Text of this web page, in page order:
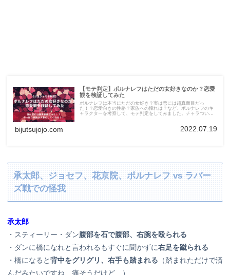
【モテ判定】ポルナレフはただの女好きなのか？恋愛
観を検証してみた
ポルナレフは本当にただの女好き？実は恋には超真面目だっ
た！？恋愛向きの性格？家族への憧れは？など、ポルナレフのキ
ャラクターを考察して、モテ判定をしてみました。チャラついて
bijutsujojo.com 2022.07.19
承太郎、ジョセフ、花京院、ポルナレフ vs ラバー
ズ戦での怪我
承太郎
・スティーリー・ダン腹部を石で腹部、 右腕を殴られる
・ダンに橋になれと言われるもすぐに聞かずに右足を蹴られる
・橋になると背中をグリグリ、右手も踏まれる （踏まれただけで済
んだみたいですね、痛そうだけど…）